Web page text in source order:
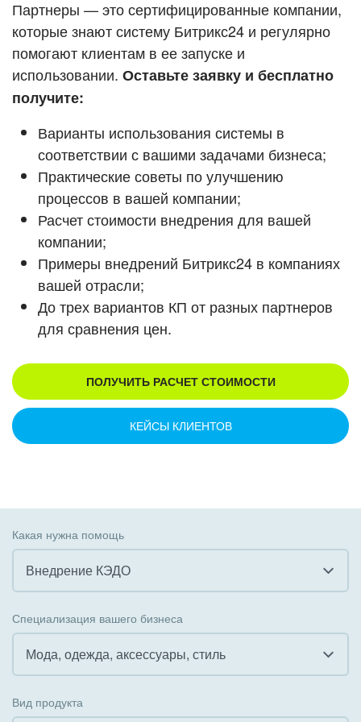
ВХОД
ВХОД
Смотреть видеокейсы
Партнеры — это сертифицированные компании,
которые знают систему Битрикс24 и регулярно
помогают клиентам в ее запуске и
использовании. Оставьте заявку и бесплатно
получите:
Варианты использования системы в
соответствии с вашими задачами бизнеса;
Практические советы по улучшению
процессов в вашей компании;
Расчет стоимости внедрения для вашей
компании;
Примеры внедрений Битрикс24 в компаниях
вашей отрасли;
До трех вариантов КП от разных партнеров
для сравнения цен.
ПОЛУЧИТЬ РАСЧЕТ СТОИМОСТИ
КЕЙСЫ КЛИЕНТОВ
Какая нужна помощь
Внедрение КЭДО
Внедрение КЭДО
Интеграция с 1С
Специализация вашего бизнеса
Мода, одежда, аксессуары, стиль
Вид продукта